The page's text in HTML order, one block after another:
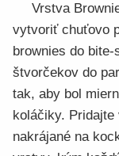
Vrstva
vytvoriť chuťovo
brownies do
štvorčekov do
tak, aby bol
koláčiky.
nakrájané na